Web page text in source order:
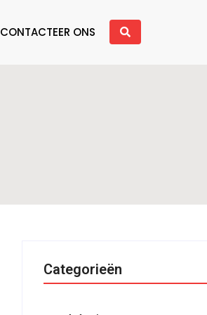
CONTACTEER ONS
Categorieën